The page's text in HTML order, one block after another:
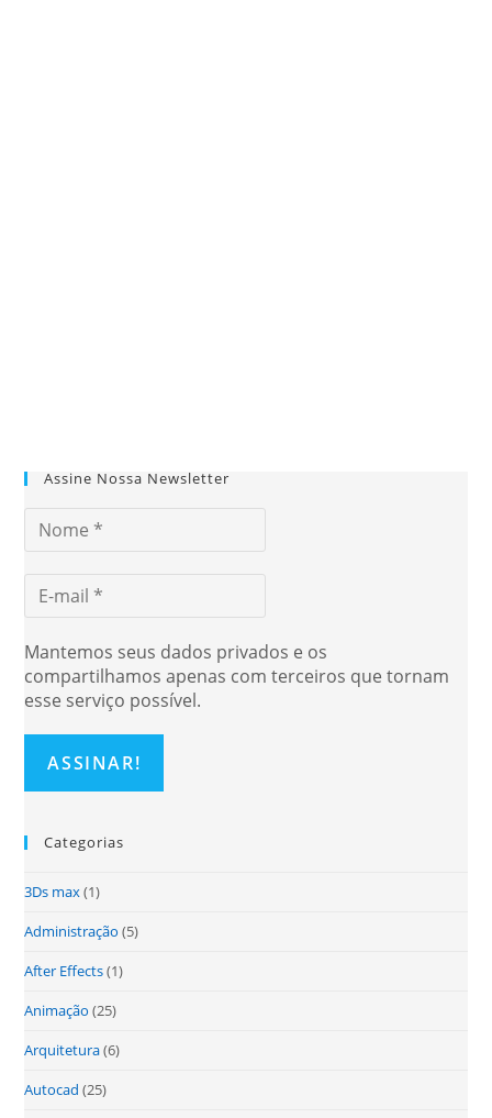
Assine Nossa Newsletter
Mantemos seus dados privados e os
compartilhamos apenas com terceiros que tornam
esse serviço possível.
Categorias
3Ds max(1)
Administração (5)
After Effects(1)
Animação (25)
Arquitetura(6)
Autocad (25)